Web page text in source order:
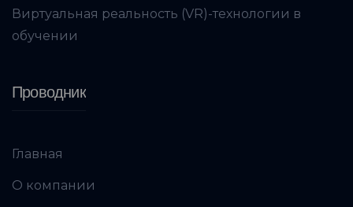
Виртуальная реальность (VR)-технологии в
обучении
Проводник
Главная
О компании